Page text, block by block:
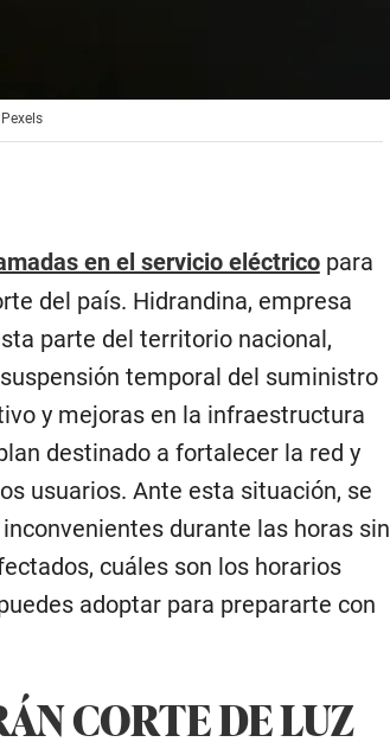
en el servicio eléctricopara
del país. Hidrandina, empresa
parte del territorio nacional,
temporal del suministro
y mejoras en la infraestructura
destinado a fortalecer la red y
usuarios. Ante esta situación, se
durante las horas sin
cuáles son los horarios
adoptar para prepararte con
CORTE DE LUZ